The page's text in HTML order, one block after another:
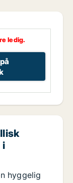
ledig.
i
hyggelig